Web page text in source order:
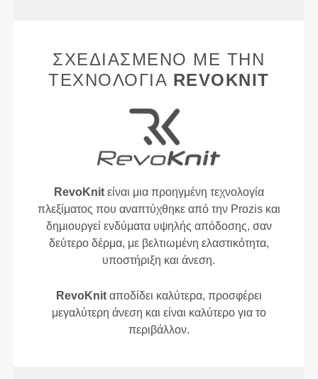
ΣΧΕΔΙΑΣΜΈΝΟ ΜΕ ΤΗΝ
ΤΕΧΝΟΛΟΓΊΑ REVOKNIT
RevoKnitείναι μια προηγμένη τεχνολογία
πλεξίματος που αναπτύχθηκε από την Prozis και
δημιουργεί ενδύματα υψηλής απόδοσης, σαν
δεύτερο δέρμα, με βελτιωμένη ελαστικότητα,
υποστήριξη και άνεση.
RevoKnitαποδίδει καλύτερα, προσφέρει
μεγαλύτερη άνεση και είναι καλύτερο για το
περιβάλλον.